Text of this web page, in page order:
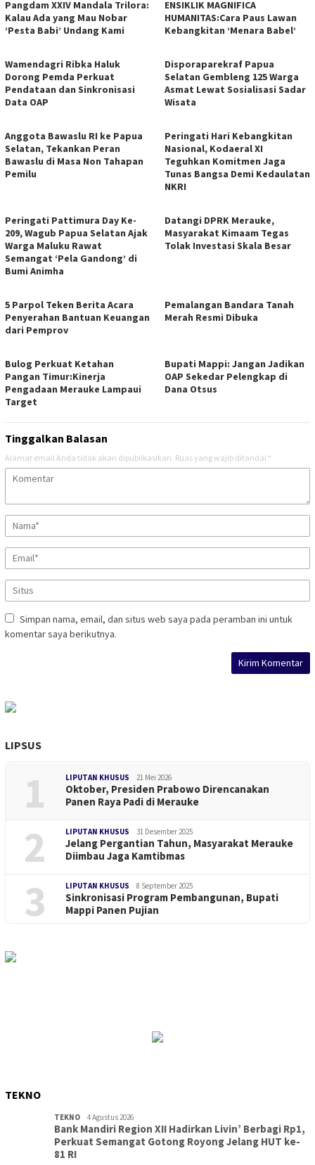
​Pangdam XXIV Mandala Trilora:
Kalau Ada yang Mau Nobar
‘Pesta Babi’ Undang Kami
ENSIKLIK MAGNIFICA
HUMANITAS:Cara Paus Lawan
Kebangkitan ‘Menara Babel’
Wamendagri Ribka Haluk
Dorong Pemda Perkuat
Pendataan dan Sinkronisasi
Data OAP
Disporaparekraf Papua
Selatan Gembleng 125 Warga
Asmat Lewat Sosialisasi Sadar
Wisata
Anggota Bawaslu RI ke Papua
Selatan, Tekankan Peran
Bawaslu di Masa Non Tahapan
Pemilu
Peringati Hari Kebangkitan
Nasional, Kodaeral XI
Teguhkan Komitmen Jaga
Tunas Bangsa Demi Kedaulatan
NKRI
Peringati Pattimura Day Ke-
209, Wagub Papua Selatan Ajak
Warga Maluku Rawat
Semangat ‘Pela Gandong’ di
Bumi Animha
Datangi DPRK Merauke,
Masyarakat Kimaam Tegas
Tolak Investasi Skala Besar
5 Parpol Teken Berita Acara
Penyerahan Bantuan Keuangan
dari Pemprov
Pemalangan Bandara Tanah
Merah Resmi Dibuka
Bulog Perkuat Ketahan
Pangan Timur:Kinerja
Pengadaan Merauke Lampaui
Target
Bupati Mappi: Jangan Jadikan
OAP Sekedar Pelengkap di
Dana Otsus
Tinggalkan Balasan
Alamat email Anda tidak akan dipublikasikan. Ruas yang wajib ditandai *
Simpan nama, email, dan situs web saya pada peramban ini untuk
komentar saya berikutnya.
LIPSUS
1 LIPUTAN KHUSUS 21 Mei 2026
Oktober, Presiden Prabowo Direncanakan
Panen Raya Padi di Merauke
2 LIPUTAN KHUSUS 31 Desember 2025
Jelang Pergantian Tahun, Masyarakat Merauke
Diimbau Jaga Kamtibmas
3 LIPUTAN KHUSUS 8 September 2025
Sinkronisasi Program Pembangunan, Bupati
Mappi Panen Pujian
TEKNO
TEKNO 4 Agustus 2026
Bank Mandiri Region XII Hadirkan Livin’ Berbagi Rp1,
Perkuat Semangat Gotong Royong Jelang HUT ke-
81 RI